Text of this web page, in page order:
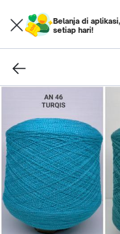
Belanja di
setiap hari!